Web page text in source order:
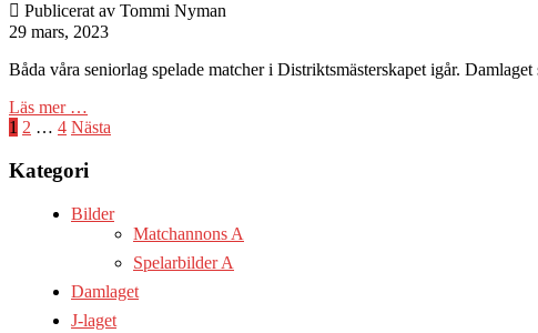
Publicerat av Tommi Nyman
29 mars, 2023
Båda våra seniorlag spelade matcher i Distriktsmästerskapet igår.
Läs mer …
Sidnumrering
för
inlägg
1 2 … 4 Nästa
Kategori
Bilder
Matchannons A
Spelarbilder A
Damlaget
J-laget